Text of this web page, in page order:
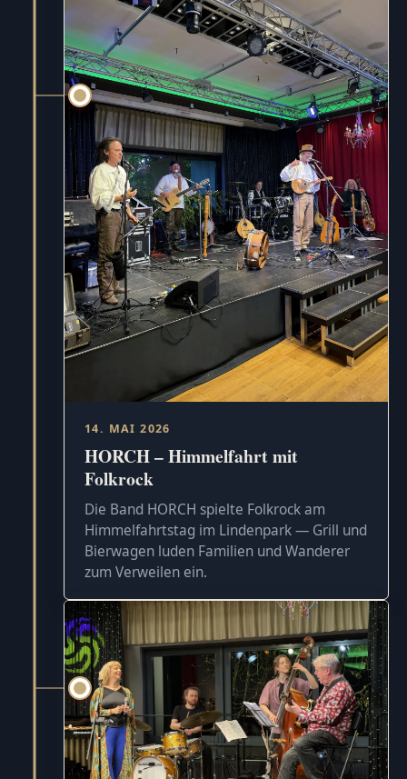
14. MAI 2026
HORCH – Himmelfahrt mit
Folkrock
Die Band HORCH spielte Folkrock am
Himmelfahrtstag im Lindenpark — Grill und
Bierwagen luden Familien und Wanderer
zum Verweilen ein.